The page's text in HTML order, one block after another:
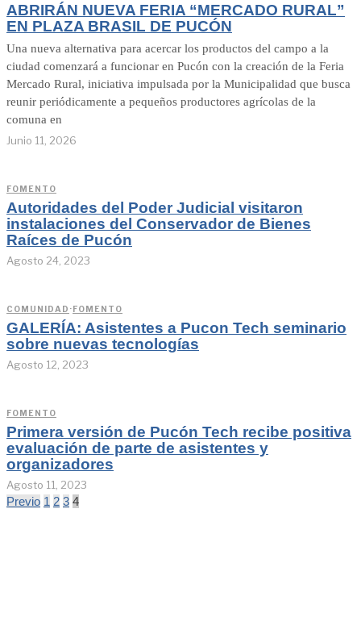
ABRIRÁN NUEVA FERIA “MERCADO RURAL”
EN PLAZA BRASIL DE PUCÓN
Una nueva alternativa para acercar los productos del campo a la
ciudad comenzará a funcionar en Pucón con la creación de la Feria
Mercado Rural, iniciativa impulsada por la Municipalidad que busca
reunir periódicamente a pequeños productores agrícolas de la
comuna en
Junio 11, 2026
FOMENTO
Autoridades del Poder Judicial visitaron
instalaciones del Conservador de Bienes
Raíces de Pucón
Agosto 24, 2023
COMUNIDAD ·FOMENTO
GALERÍA: Asistentes a Pucon Tech seminario
sobre nuevas tecnologías
Agosto 12, 2023
FOMENTO
Primera versión de Pucón Tech recibe positiva
evaluación de parte de asistentes y
organizadores
Agosto 11, 2023
Previo 1 2 3 4